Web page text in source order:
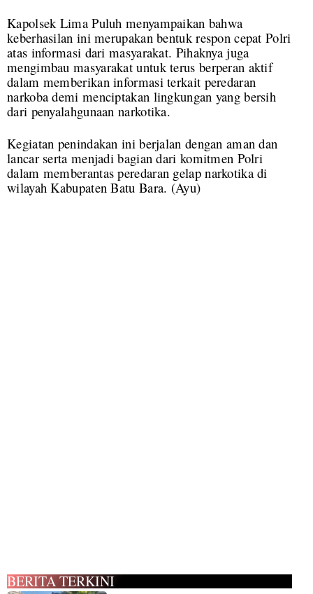
Kapolsek Lima Puluh menyampaikan bahwa
keberhasilan ini merupakan bentuk respon cepat Polri
atas informasi dari masyarakat. Pihaknya juga
mengimbau masyarakat untuk terus berperan aktif
dalam memberikan informasi terkait peredaran
narkoba demi menciptakan lingkungan yang bersih
dari penyalahgunaan narkotika.
Kegiatan penindakan ini berjalan dengan aman dan
lancar serta menjadi bagian dari komitmen Polri
dalam memberantas peredaran gelap narkotika di
wilayah Kabupaten Batu Bara. (Ayu)
BERITA TERKINI